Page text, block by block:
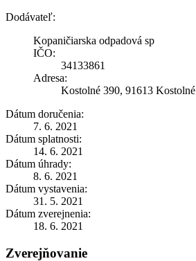
Dodávateľ:
Kopaničiarska odpadová sp
IČO:
34133861
Adresa:
Kostolné 390, 91613 Kostolné
Dátum doručenia:
7. 6. 2021
Dátum splatnosti:
14. 6. 2021
Dátum úhrady:
8. 6. 2021
Dátum vystavenia:
31. 5. 2021
Dátum zverejnenia:
18. 6. 2021
Zverejňovanie